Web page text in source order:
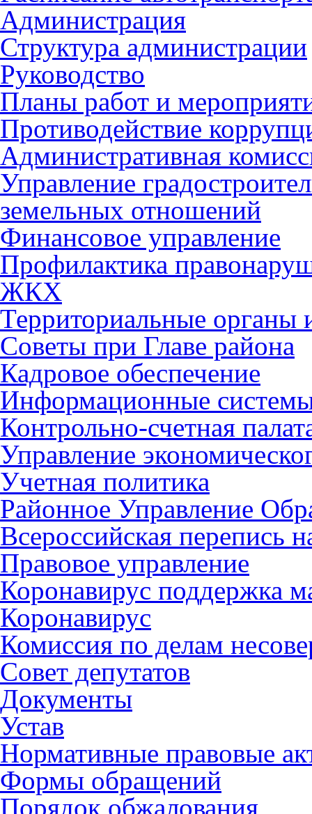
Администрация
Структура администрации
Руководство
Планы работ и
Противодействие
Административная
Управление
земельных отношений
Финансовое управление
Профилактика
ЖКХ
Территориальные органы
Советы при Главе района
Кадровое обеспечение
Информационные
Контрольно-счетная
Управление
Учетная политика
Районное Управление
Всероссийская перепись
Правовое управление
Коронавирус поддержка
Коронавирус
Комиссия по делам
Совет депутатов
Документы
Устав
Нормативные правовые
Формы обращений
Порядок обжалования